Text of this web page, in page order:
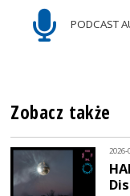
PODCAST
Zobacz także
2026-